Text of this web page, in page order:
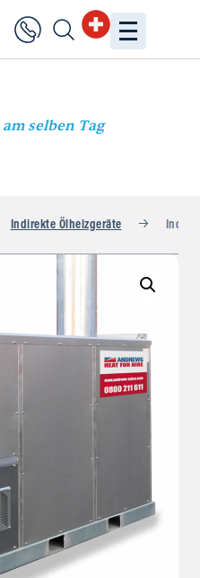
am selben Tag
Indirekte Ölheizgeräte